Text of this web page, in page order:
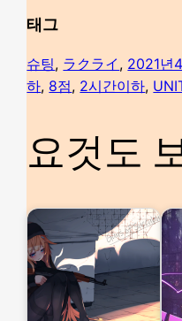
태그
슈팅, ラクライ , 2021년
하, 8점, 2시간이하,
요것도